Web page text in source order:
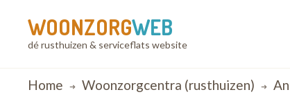
WOONZORGWEB
dé rusthuizen & serviceflats website
Breadcrumb
Home Woonzorgcentra (rusthuizen)